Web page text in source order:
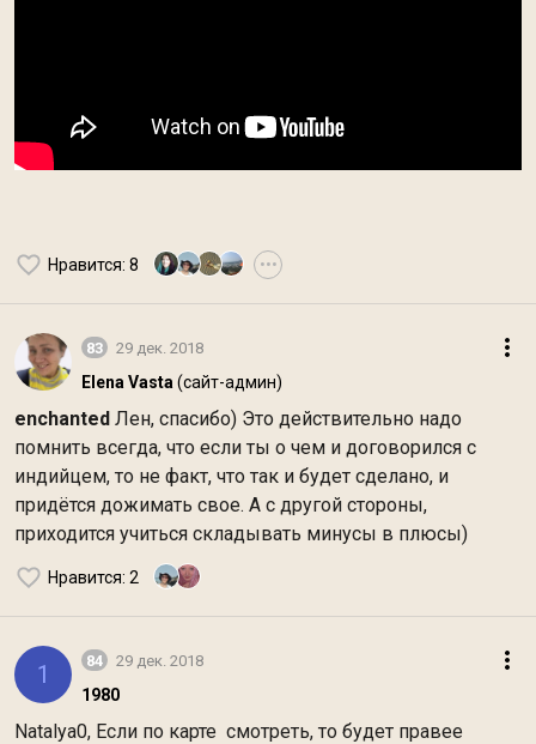
Нравится: 8 •••
83 29 дек. 2018
Elena Vasta (сайт-админ)
enchanted Лен, спасибо) Это действительно надо
помнить всегда, что если ты о чем и договорился с
индийцем, то не факт, что так и будет сделано, и
придётся дожимать свое. А с другой стороны,
приходится учиться складывать минусы в плюсы)
Нравится: 2
1 84 29 дек. 2018
1980
Natalya0, Если по карте смотреть, то будет правее